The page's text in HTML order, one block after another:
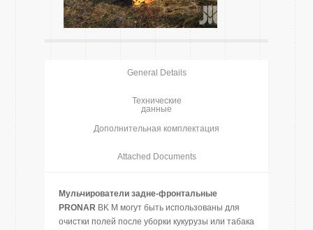
General Details
Технические
данные
Дополнительная комплектация
Attached Documents
Мульчирователи задне-фронтальные
PRONAR BK M могут быть использованы для
очистки полей после уборки кукурузы или табака